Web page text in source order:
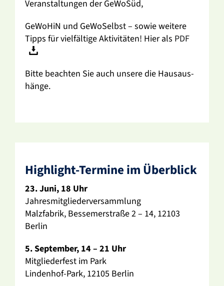
Veran­stal­tungen der GeWoSüd,
GeWoHiN und GeWo­Selbst – sowie weitere
Tipps für viel­fäl­tige Akti­vi­täten! Hier als PDF
Bitte beachten Sie auch unsere die Haus­aus­
hänge.
High­light-Termine im Über­blick
23. Juni, 18 Uhr
Jahres­mit­glie­der­ver­samm­lung
Malz­fa­brik, Besse­mer­straße 2 – 14, 12103
Berlin
5. September, 14 – 21 Uhr
Mitglie­der­fest im Park
Lindenhof-Park, 12105 Berlin